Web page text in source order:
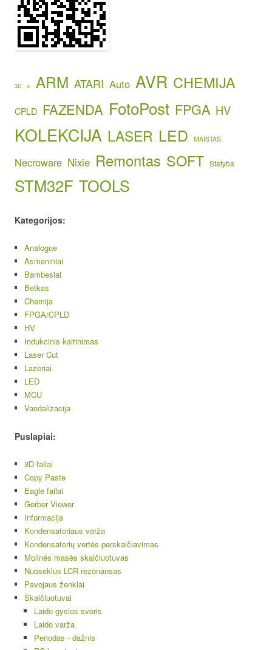
3D AI ARM ATARI Auto AVR CHEMIJA
CPLD FAZENDA FotoPost FPGA HV
KOLEKCIJA LASER LED MAISTAS
Necroware Nixie Remontas SOFT Statyba
STM32F TOOLS
Kategorijos:
Analogue
Asmeniniai
Bambesiai
Betkas
Chemija
FPGA/CPLD
HV
Indukcinis kaitinimas
Laser Cut
Lazeriai
LED
MCU
Vandalizacija
Puslapiai:
3D failai
Copy Paste
Eagle failai
Gerber Viewer
Informacija
Kondensatoriaus varža
Kondensatorių vertės perskaičiavimas
Molinės masės skaičiuotuvas
Nuoseklus LCR rezonansas
Pavojaus ženklai
Skaičiuotuvai
Laido gyslos svoris
Laido varža
Periodas - dažnis